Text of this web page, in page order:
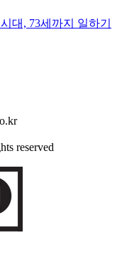
대, 73세까지 일하기
reserved